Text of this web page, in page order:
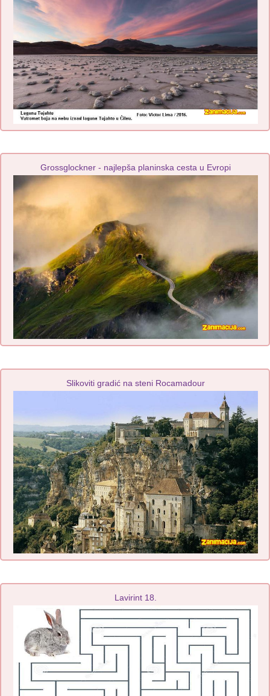
Grossglockner - najlepša planinska cesta u Evropi
Slikoviti gradić na steni Rocamadour
Lavirint 18.